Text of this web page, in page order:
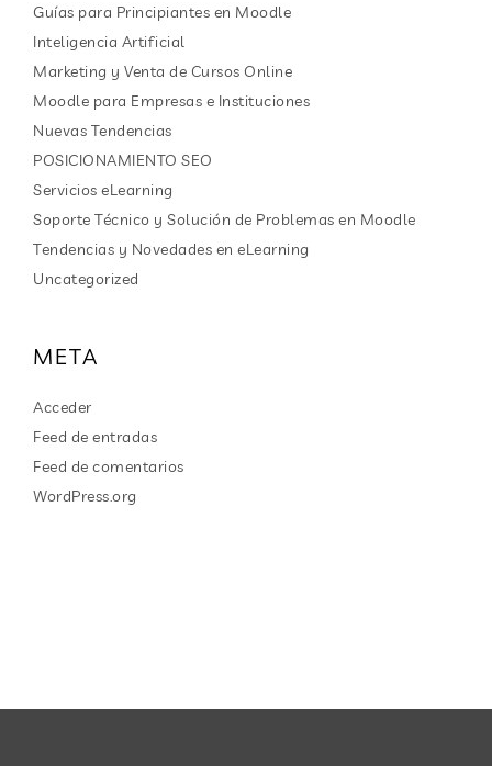
Guías para Principiantes en Moodle
Inteligencia Artificial
Marketing y Venta de Cursos Online
Moodle para Empresas e Instituciones
Nuevas Tendencias
POSICIONAMIENTO SEO
Servicios eLearning
Soporte Técnico y Solución de Problemas en Moodle
Tendencias y Novedades en eLearning
Uncategorized
META
Acceder
Feed de entradas
Feed de comentarios
WordPress.org